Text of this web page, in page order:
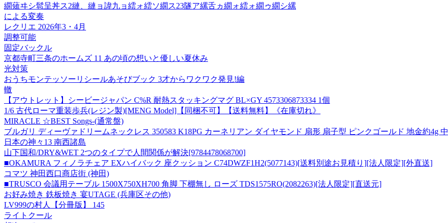
繝薙ヰシ髱呈丼ス2縺、縺ョ諱九ョ繧ォ繧ソ繝ス23隧ア縲舌ヵ繝ォ繧ォ繝ゥ繝シ縲
による変奏
レクリエ 2026年3・4月
調整可能
固定バックル
京都寺町三条のホームズ 11 あの頃の想いと優しい夏休み
光対策
おうちモンテッソーリシールあそびブック 3才からワクワク発見!編
轍
【アウトレット】シービージャパン C%R 耐熱スタッキングマグ BL×GY 4573306873334 1個
1/6 古代ローマ重装歩兵(レジン製)[MENG Model]【同梱不可】【送料無料】《在庫切れ》
MIRACLE ☆BEST Songs-(通常盤)
ブルガリ ディーヴァドリームネックレス 350583 K18PG カーネリアン ダイヤモンド 扇形 扇子型 ピンクゴールド 地金約4g
日本の神々13 南西諸島
山下国和/DRY&WET 2つのタイプで人間関係が解決[9784478068700]
■OKAMURA フィノラチェア EXハイバック 座クッション C74DWZF1H2(5077143)[送料別途お見積り][法人限定][外直送]
コマツ 神田西口商店街 (神田)
■TRUSCO 会議用テーブル 1500X750XH700 角脚 下棚無し ローズ TDS1575RO(2082263)[法人限定][直送元]
お好み焼き 鉄板焼き 宴UTAGE (兵庫区その他)
LV999の村人【分冊版】 145
ライトクール